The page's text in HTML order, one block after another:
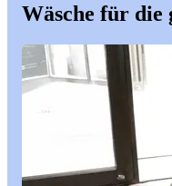
Wäsche für die